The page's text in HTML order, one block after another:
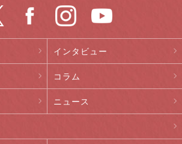
インタビュー
コラム
ニュース